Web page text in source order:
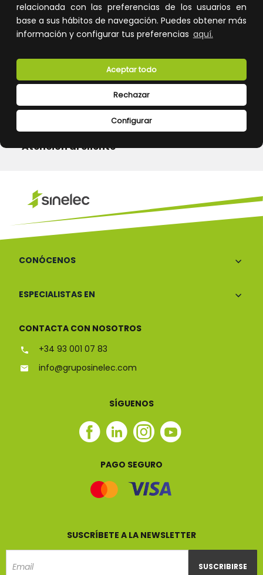
relacionada con las preferencias de los usuarios en
base a sus hábitos de navegación. Puedes obtener más
información y configurar tus preferencias aquí.
Configurar
Rechazar
Aceptar todo
Calidad y precio Descuentos
Devoluciones Pago seguro
Atención al cliente
CONÓCENOS
ESPECIALISTAS EN
CONTACTA CON NOSOTROS
+34 93 001 07 83
info@gruposinelec.com
SÍGUENOS
Facebook
Linkedin
Instagram
Youtube
PAGO SEGURO
SUSCRÍBETE A LA NEWSLETTER
SUSCRIBIRSE